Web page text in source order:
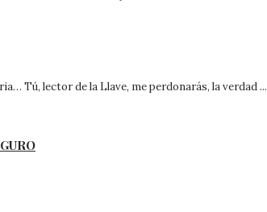
Tú, lector de la Llave, me perdonarás, la verdad ...